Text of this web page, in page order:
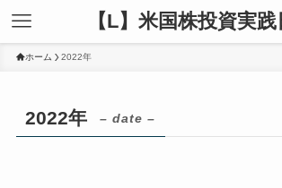
【L】米国株投資実
ホーム 2022年
2022年 – date –